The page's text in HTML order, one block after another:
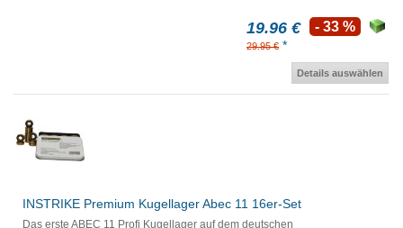
19.96 €
29.95 € *
- 33 %
Details auswählen
INSTRIKE Premium Kugellager Abec 11 16er-Set
Das erste ABEC 11 Profi Kugellager auf dem deutschen